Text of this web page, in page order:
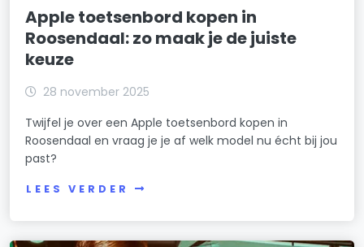
Apple toetsenbord kopen in
Roosendaal: zo maak je de juiste
keuze
28 november 2025
Twijfel je over een Apple toetsenbord kopen in
Roosendaal en vraag je je af welk model nu écht bij jou
past?
LEES VERDER